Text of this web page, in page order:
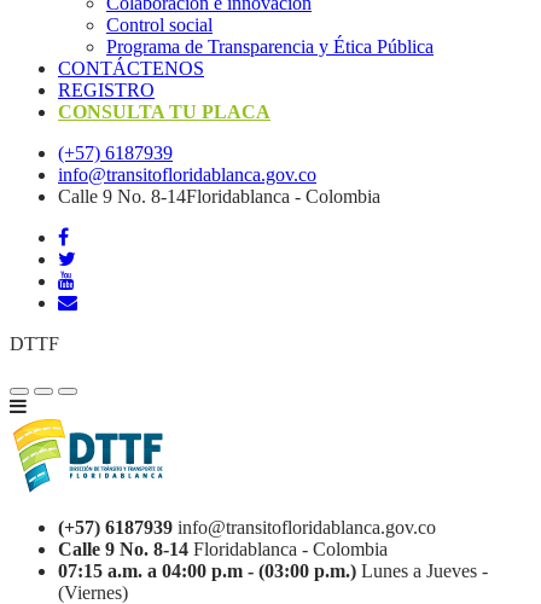
Control social
Programa de Transparencia y Ética Pública
CONTÁCTENOS
REGISTRO
CONSULTA TU PLACA
(+57) 6187939
info@transitofloridablanca.gov.co
Calle 9 No. 8-14Floridablanca - Colombia
DTTF
(+57) 6187939 info@transitofloridablanca.gov.co
Calle 9 No. 8-14 Floridablanca - Colombia
07:15 a.m. a 04:00 p.m - (03:00 p.m.) Lunes a Jueves -
(Viernes)